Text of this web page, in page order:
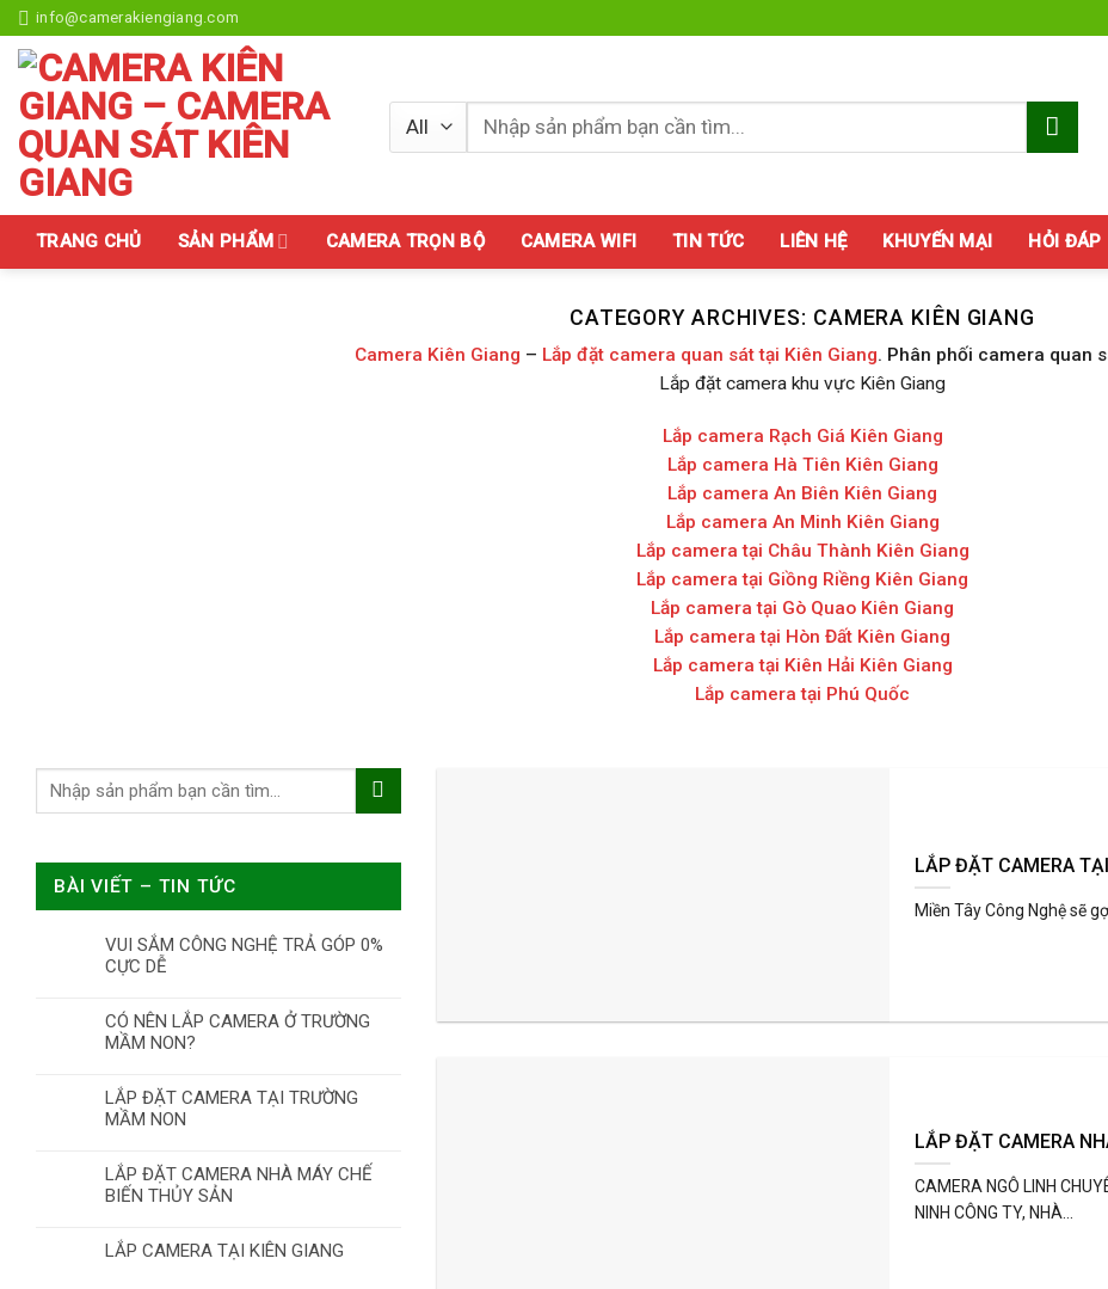
Skip
to
content
info@camerakiengiang.com
Tìm
kiếm:
TRANG CHỦ SẢN PHẨM CAMERA TRỌN BỘ CAMERA WIFI TIN TỨC LIÊN HỆ KHUYẾN MẠI HỎI ĐÁP
CATEGORY ARCHIVES: CAMERA KIÊN GIANG
Camera Kiên Giang – Lắp đặt camera quan sát tại Kiên Giang. Phân phối camera quan
Lắp đặt camera khu vực Kiên Giang
Lắp camera Rạch Giá Kiên Giang
Lắp camera Hà Tiên Kiên Giang
Lắp camera An Biên Kiên Giang
Lắp camera An Minh Kiên Giang
Lắp camera tại Châu Thành Kiên Giang
Lắp camera tại Giồng Riềng Kiên Giang
Lắp camera tại Gò Quao Kiên Giang
Lắp camera tại Hòn Đất Kiên Giang
Lắp camera tại Kiên Hải Kiên Giang
Lắp camera tại Phú Quốc
BÀI VIẾT – TIN TỨC
VUI SẮM CÔNG NGHỆ TRẢ GÓP 0%
CỰC DỄ
CÓ NÊN LẮP CAMERA Ở TRƯỜNG
MẦM NON?
LẮP ĐẶT CAMERA TẠI TRƯỜNG
MẦM NON
LẮP ĐẶT CAMERA NHÀ MÁY CHẾ
BIẾN THỦY SẢN
LẮP CAMERA TẠI KIÊN GIANG
LẮP ĐẶT CAMERA
Miền Tây Công Nghệ sẽ
LẮP ĐẶT CAMERA
CAMERA NGÔ LINH
NINH CÔNG TY, NHÀ...